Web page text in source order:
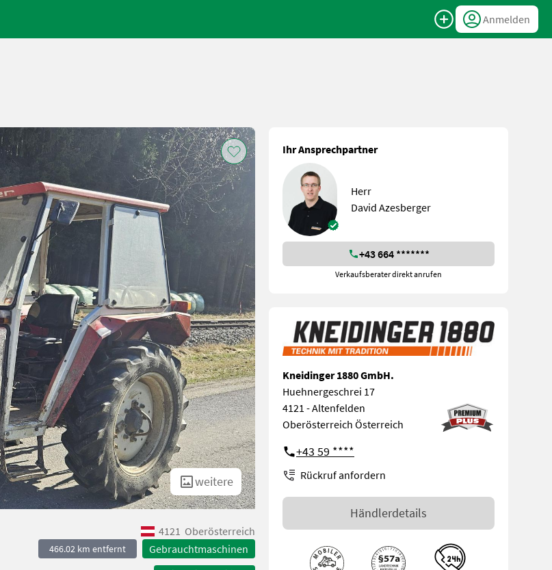
Anmelden
weitere
4121 Oberösterreich
466.02 km entfernt Gebrauchtmaschinen
Ihr Ansprechpartner
Herr
David Azesberger
+43 664 *******
Verkaufsberater direkt anrufen
Kneidinger 1880 GmbH.
Huehnergeschrei 17
4121 - Altenfelden
Oberösterreich Österreich
+43 59 ****
Rückruf anfordern
Händlerdetails